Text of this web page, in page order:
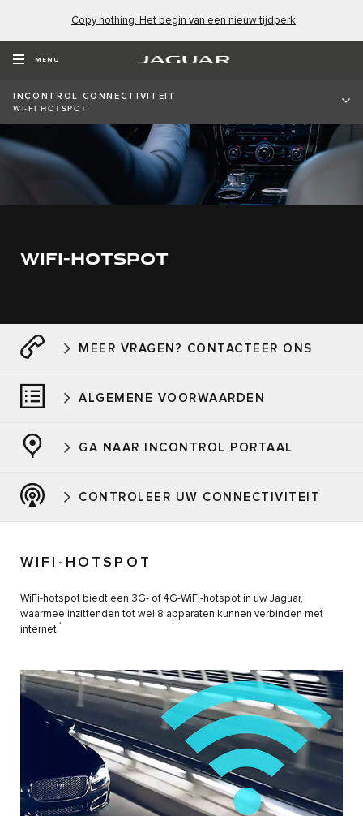
Copy nothing. Het begin van een nieuw tijdperk
MENU
INCONTROL CONNECTIVITEIT
WI-FI HOTSPOT
WIFI-HOTSPOT
MEER VRAGEN? CONTACTEER ONS
ALGEMENE VOORWAARDEN
GA NAAR INCONTROL PORTAAL
CONTROLEER UW CONNECTIVITEIT
WIFI-HOTSPOT
WiFi-hotspot biedt een 3G- of 4G-WiFi-hotspot in uw Jaguar,
waarmee inzittenden tot wel 8 apparaten kunnen verbinden met
internet.*